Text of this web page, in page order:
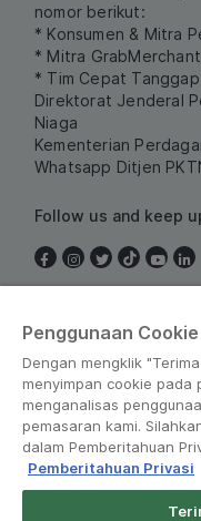
nomor berikut:
* Konsumen & Mitra
* Mitra
* Tim Cepat
Direktorat Jenderal
Niaga
Kementerian
Whatsapp Ditjen
Follow us and keep
Penggunaan Cookie
Dengan mengklik
menyimpan cookie pada
menganalisas
pemasaran kami.
dalam Pemberitahuan
Pemberitahuan Privasi